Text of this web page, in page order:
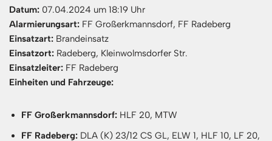
Datum: 07.04.2024 um 18:19 Uhr
Alarmierungsart: FF Großerkmannsdorf, FF Radeberg
Einsatzart: Brandeinsatz
Einsatzort: Radeberg, Kleinwolmsdorfer Str.
Einsatzleiter: FF Radeberg
Einheiten und Fahrzeuge:
FF Großerkmannsdorf: HLF 20, MTW
FF Radeberg: DLA (K) 23/12 CS GL, ELW 1, HLF 10, LF 20,